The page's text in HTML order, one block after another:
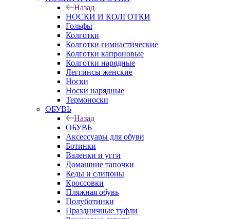
Назад
НОСКИ И КОЛГОТКИ
Гольфы
Колготки
Колготки гимнастические
Колготки капроновые
Колготки нарядные
Леггинсы женские
Носки
Носки нарядные
Термоноски
ОБУВЬ
Назад
ОБУВЬ
Аксессуары для обуви
Ботинки
Валенки и угги
Домашние тапочки
Кеды и слипоны
Кроссовки
Пляжная обувь
Полуботинки
Праздничные туфли